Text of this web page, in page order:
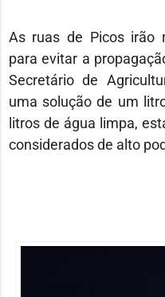
As ruas de Picos irão
para evitar a
Secretário de
uma solução de um
litros de água limpa,
considerados de alto